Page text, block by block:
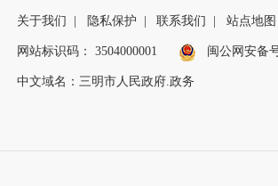
关于我们 隐私保护 联系我们 站点地图
网站标识码： 3504000001 闽公网安备
中文域名：三明市人民政府.政务